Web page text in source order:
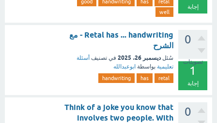
إجابة
retal
has
handwriting
good
well
0
تصويتات
1
إجابة
Retal has ... handwriting - مع
الشرح
سُئل ديسمبر 26، 2025 في تصنيف أسئلة
تعليمية بواسطة ابوعبدالله
retal
has
handwriting
0
Think of a joke you know that
involves two people. With